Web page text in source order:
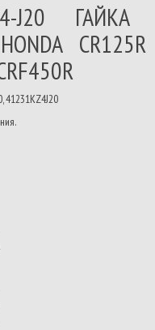
J20 ГАЙКА
CR125R
41231KZ4J20